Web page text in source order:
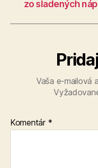
zo sladených
Vaša e-mailová
Komentár *